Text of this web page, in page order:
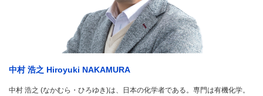
中村 浩之 Hiroyuki NAKAMURA
中村 浩之 (なかむら・ひろゆき)は、日本の化学者である。専門は有機化学。